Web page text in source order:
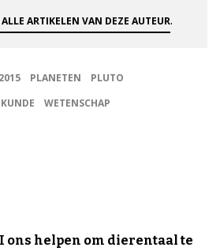
ALLE ARTIKELEN VAN DEZE AUTEUR.
PLANETEN
PLUTO
WETENSCHAP
ons helpen om dierentaal te